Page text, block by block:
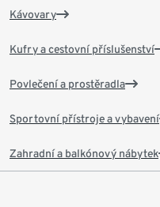
Kávovary
Kufry a cestovní příslušenství
Povlečení a prostěradla
Sportovní přístroje a vybavení
Zahradní a balkónový nábytek